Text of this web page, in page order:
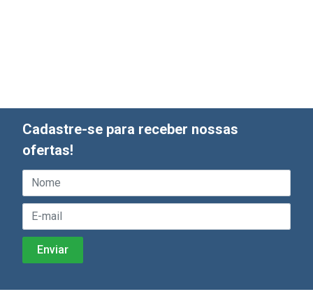
Cadastre-se para receber nossas
ofertas!